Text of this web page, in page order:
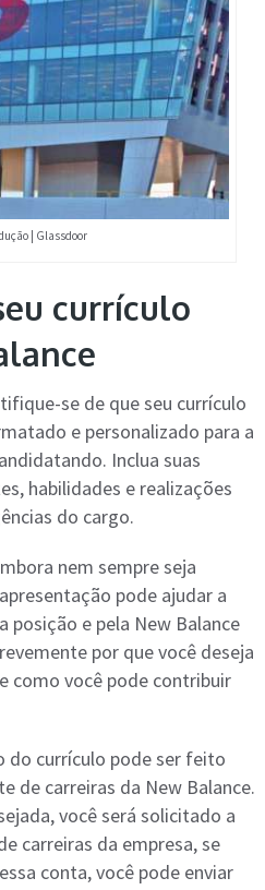
| Glassdoor
currículo
se de que seu currículo
e personalizado para a
Inclua suas
habilidades e realizações
do cargo.
nem sempre seja
pode ajudar a
posição e pela New Balance
por que você deseja
como você pode contribuir
do currículo pode ser feito
de carreiras da New Balance.
você será solicitado a
carreiras da empresa, se
conta, você pode enviar